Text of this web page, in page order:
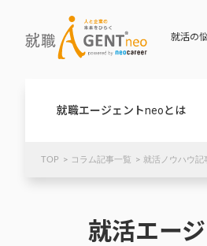
就活の
就職エージェントneoとは
TOP コラム記事一覧 就活ノウハウ記
就活エー